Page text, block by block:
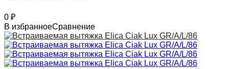
0 ₽
В избранноеСравнение